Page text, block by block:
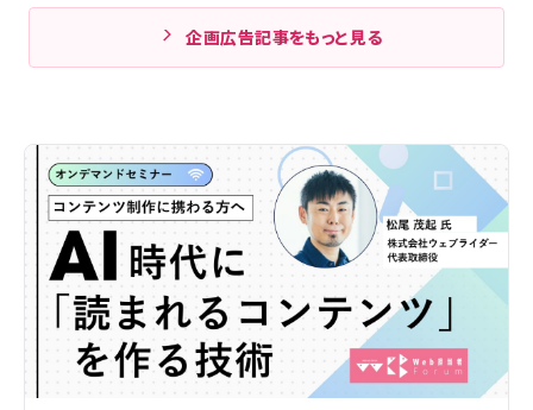
企画広告記事をもっと見る